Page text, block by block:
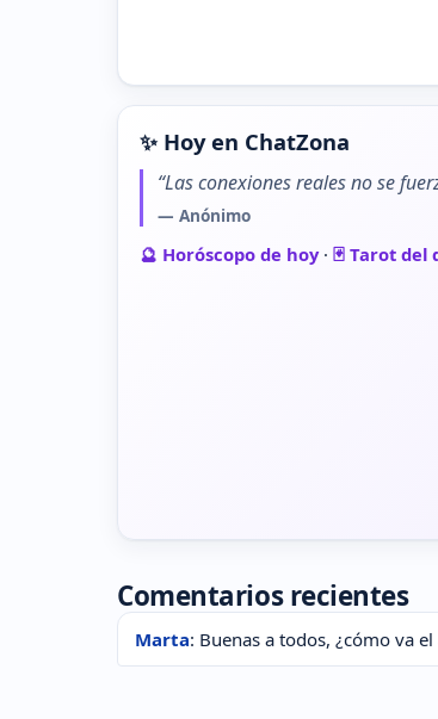
✨ Hoy en ChatZona
“Las conexiones reales no se
— Anónimo
🔮 Horóscopo de hoy· 🃏 Tarot del
Comentarios recientes
Marta: Buenas a todos, ¿cómo va